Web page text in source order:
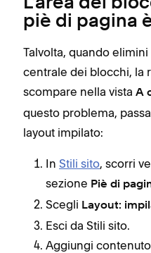
piè di pagina
Talvolta, quando
centrale dei blocchi, la
scompare nella vista A
questo problema,
layout impilato:
In Stili sito, scorri
sezione Piè di
Scegli Layout:
Esci da Stili sito.
Aggiungi